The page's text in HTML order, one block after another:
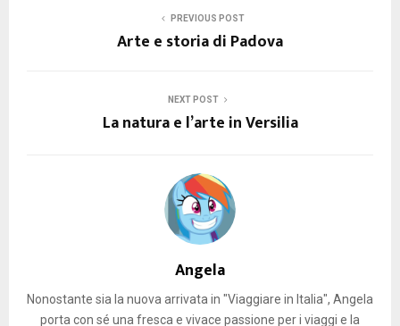
PREVIOUS POST
Arte e storia di Padova
NEXT POST
La natura e l’arte in Versilia
Angela
Nonostante sia la nuova arrivata in "Viaggiare in Italia", Angela
porta con sé una fresca e vivace passione per i viaggi e la